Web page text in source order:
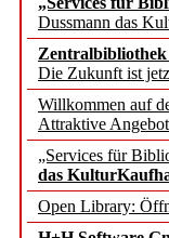
Dussmann das
Die Zukunft ist
Willkommen auf
Attraktive
„Services für
das
Open Library:
Mohr
und